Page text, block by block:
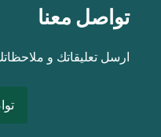
تواصل معنا
ارسل تعليقاتك و